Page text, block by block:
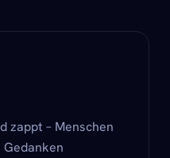
zappt – Menschen